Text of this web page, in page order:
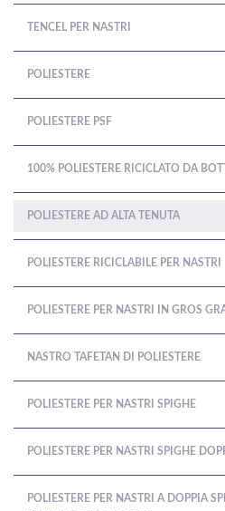
TENCEL PER NASTRI
POLIESTERE
POLIESTERE PSF
100% POLIESTERE RICICLATO DA
POLIESTERE AD ALTA TENUTA
POLIESTERE RICICLABILE PER NASTRI
POLIESTERE PER NASTRI IN GROS
NASTRO TAFETAN DI POLIESTERE
POLIESTERE PER NASTRI SPIGHE
POLIESTERE PER NASTRI SPIGHE
POLIESTERE PER NASTRI A DOPPIA